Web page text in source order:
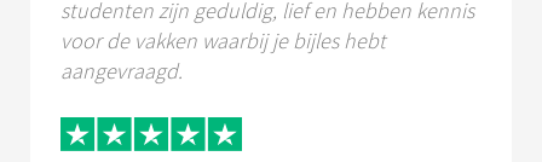
studenten zijn geduldig, lief en hebben kennis
voor de vakken waarbij je bijles hebt
aangevraagd.